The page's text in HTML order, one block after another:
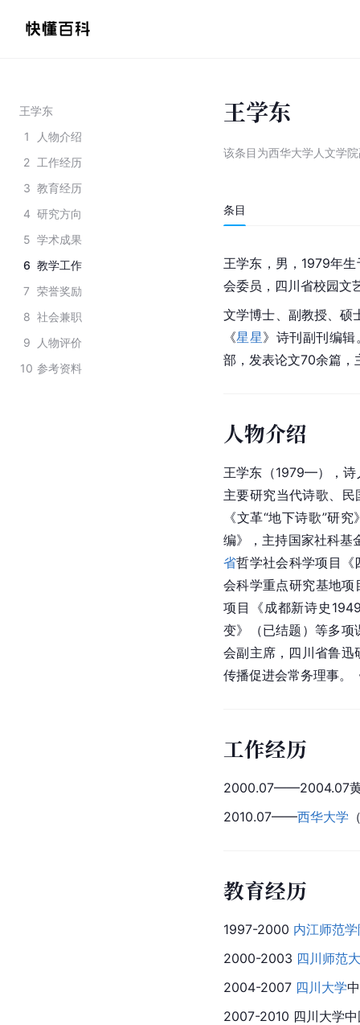
王学东
1
人物介绍
2 工作经历
3 教育经历
4 研究方向
5 学术成果
6 教学工作
7 荣誉奖励
8 社会兼职
9
人物评价
10 参考资料
王学东
该条目为西华大学人文学
条目
王学东，男，1979年
会委员，四川省校园文
文学博士、副教授、硕
《星星》诗刊副刊编
部，发表论文70余篇，
人物介绍
王学东（1979—），诗
主要研究当代诗歌、
《文革“地下诗歌”研
编》，主持国家社科基
省哲学社会科学项目
会科学重点研究基地
项目《成都新诗史
变》（已结题）等多项
会副主席，四川省鲁迅
传播促进会常务理事。
工作经历
2000.07——2004.07
2010.07——西华大学
教育经历
1997-2000 内江师范
2000-2003 四川师范
2004-2007 四川大学
2007-2010 四川大学